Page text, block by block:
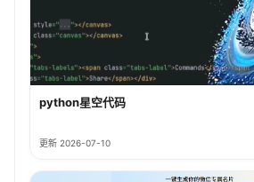
python星空代码
更新 2026-07-10